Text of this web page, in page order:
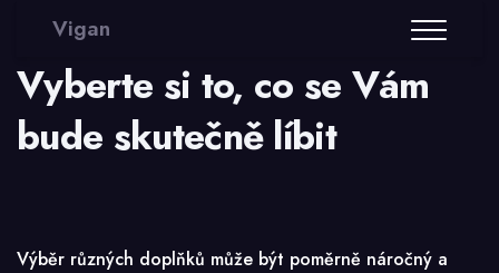
Vigan
Vyberte si to, co se Vám
bude skutečně líbit
Výběr různých doplňků může být poměrně náročný a